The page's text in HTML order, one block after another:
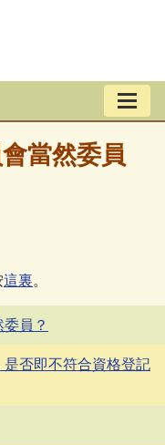
當然委員
這裏。
員？
否即不符合資格登記